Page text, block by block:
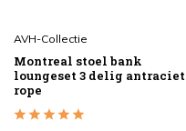
AVH-Collectie
Montreal stoel bank
loungeset 3 delig antraciet
rope